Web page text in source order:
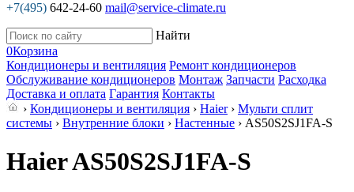
+7(495) 642-24-60 mail@service-climate.ru
Найти
0Корзина
Кондиционеры и вентиляция Ремонт кондиционеров
Обслуживание кондиционеров Монтаж Запчасти Расходка
Доставка и оплата Гарантия Контакты
› Кондиционеры и вентиляция › Haier› Мульти сплит
системы › Внутренние блоки › Настенные › AS50S2SJ1FA-S
Haier AS50S2SJ1FA-S